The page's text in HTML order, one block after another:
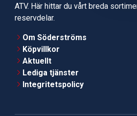
ATV. Här hittar du vårt breda
reservdelar.
Om Söderströms
Köpvillkor
Aktuellt
Lediga tjänster
Integritetspolicy